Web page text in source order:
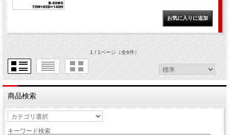
1 / 1ページ（全6件）
商品検索
キーワード検索